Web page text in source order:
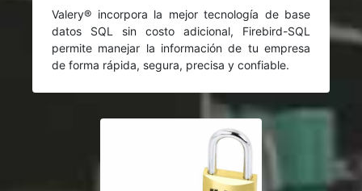
Valery® incorpora la mejor tecnología de base
datos SQL sin costo adicional, Firebird-SQL
permite manejar la información de tu empresa
de forma rápida, segura, precisa y confiable.